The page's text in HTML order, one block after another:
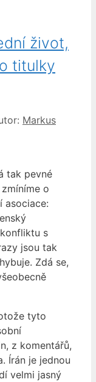
život,
titulky
Markus
tak pevné
o
asociace:
s
jsou tak
Zdá se,
tyto
z komentářů,
Írán je jednou
velmi jasný